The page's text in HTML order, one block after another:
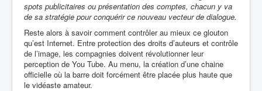
spots publicitaires ou présentation des comptes, chacun y va
de sa stratégie pour conquérir ce nouveau vecteur de dialogue.
Reste alors à savoir comment contrôler au mieux ce glouton
qu’est Internet. Entre protection des droits d’auteurs et contrôle
de l’image, les compagnies doivent révolutionner leur
perception de You Tube. Au menu, la création d’une chaine
officielle où la barre doit forcément être placée plus haute que
le vidéaste amateur.